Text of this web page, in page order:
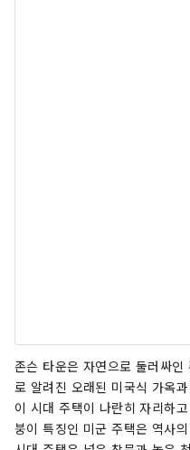
존슨 타운은 자연으로 둘러싸
로 알려진 오래된 미국식 가옥
이 시대 주택이 나란히 자리하
붕이 특징인 미군 주택은 역사